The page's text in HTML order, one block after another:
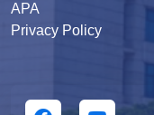
APA
Privacy Policy